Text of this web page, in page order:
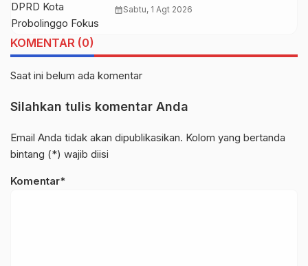
pada Efektivitas Program Daerah
calendar_monthSabtu, 1 Agt 2026
KOMENTAR (0)
Saat ini belum ada komentar
Silahkan tulis komentar Anda
Email Anda tidak akan dipublikasikan. Kolom yang bertanda
bintang (*) wajib diisi
Komentar*